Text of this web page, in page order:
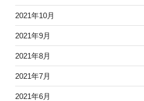
2021年10月
2021年9月
2021年8月
2021年7月
2021年6月